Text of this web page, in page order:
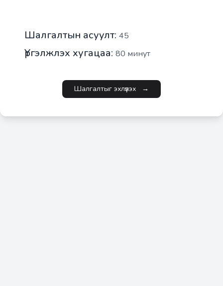
Шалгалтын асуулт: 45
Үргэлжлэх хугацаа: 80 минут
Шалгалтыг эхлүүлэх →